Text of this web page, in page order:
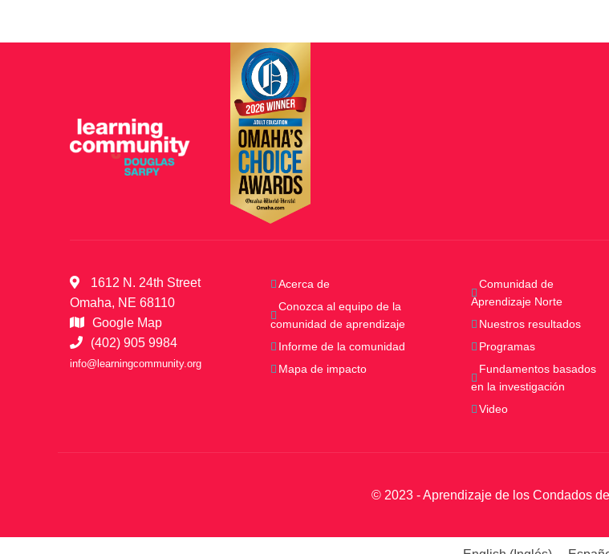
1612 N. 24th Street
Omaha, NE 68110
Google Map
(402) 905 9984
info@learningcommunity.org
Acerca de
Conozca al equipo de la
comunidad de aprendizaje
Informe de la comunidad
Mapa de impacto
Comunidad de
Aprendizaje Norte
Nuestros resultados
Programas
Fundamentos basados
en la investigación
Video
© 2023 - Aprendizaje de los Condados